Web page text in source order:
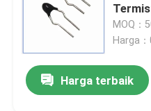
MOQ：
Harga
Harga terbaik